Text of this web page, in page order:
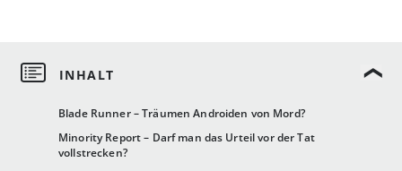
Blade Runner – Träumen Androiden von Mord?
Minority Report – Darf man das Urteil vor der Tat
vollstrecken?